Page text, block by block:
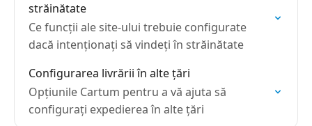
străinătate
Ce funcții ale site-ului trebuie configurate
dacă intenționați să vindeți în străinătate
Configurarea livrării în alte țări
Opțiunile Cartum pentru a vă ajuta să
configurați expedierea în alte țări